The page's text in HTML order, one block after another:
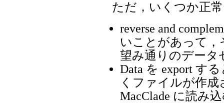
ただ，いくつか正
reverse and
いことがあって，
望み通りのデータ
Data を export す
くファイルが作
MacClade に読み